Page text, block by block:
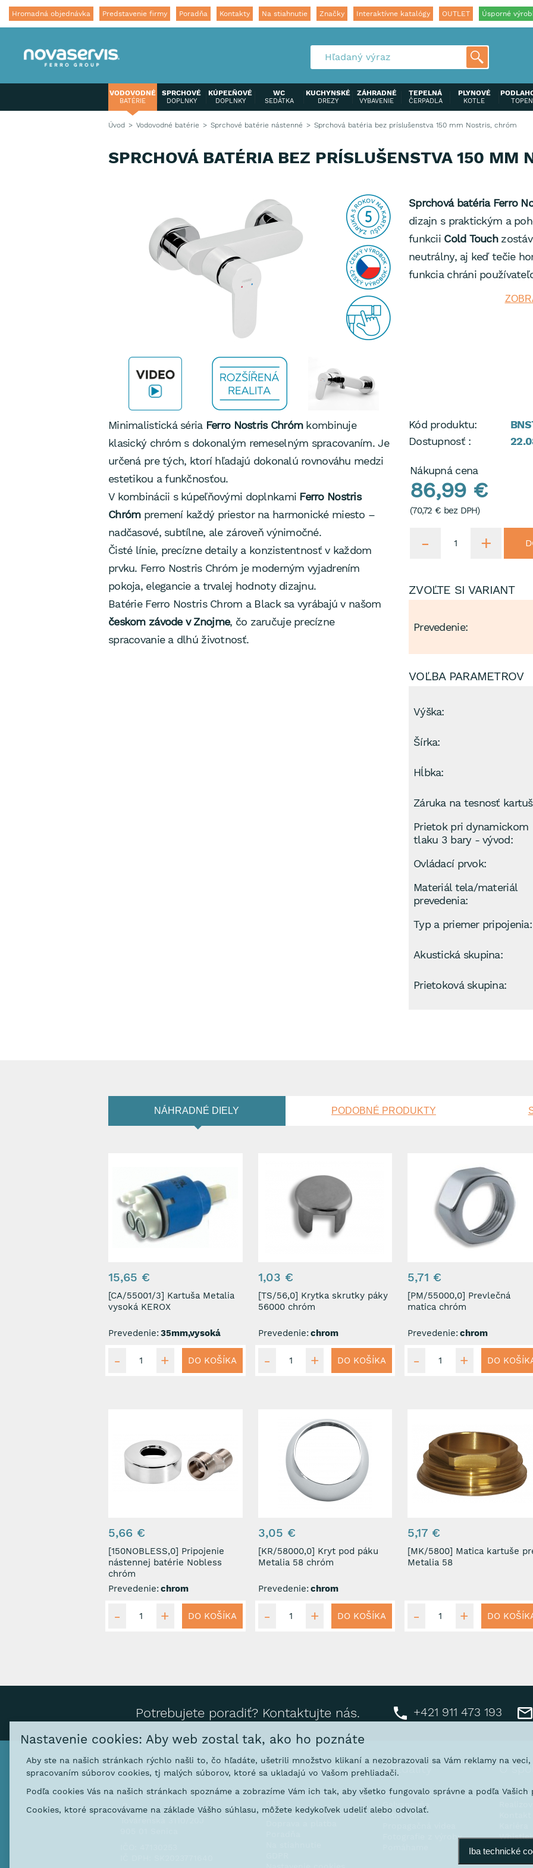
Hromadná objednávka Predstavenie firmy Poradňa Kontakty Na stiahnutie Značky Interaktívne katalógy OUTLET Úsporné
VODOVODNÉ
BATÉRIE
SPRCHOVÉ
DOPLNKY
KÚPEĽŇOVÉ
DOPLNKY
WC
SEDÁTKA
KUCHYNSKÉ
DREZY
ZÁHRADNÉ
VYBAVENIE
TEPELNÁ
ČERPADLA
PLYNOVÉ
KOTLE
Úvod Vodovodné batérie Sprchové batérie nástenné Sprchová batéria bez príslušenstva 150 mm Nostris, chróm
SPRCHOVÁ BATÉRIA BEZ PRÍSLUŠENSTVA 150 MM
Sprchová batéria Ferro
dizajn s praktickým a
funkcii Cold Touch
neutrálny, aj keď tečie
funkcia chráni
popálením pri dotyku s
na kartušu robia zo
spoľahlivosť a
K batériám tejto série
doplnkyNOSTRIS
Minimalistická séria Ferro Nostris Chrómkombinuje
klasický chróm s dokonalým remeselným spracovaním. Je
určená pre tých, ktorí hľadajú dokonalú rovnováhu medzi
estetikou a funkčnosťou.
V kombinácii s kúpeľňovými doplnkami Ferro Nostris
Chrómpremení každý priestor na harmonické miesto –
nadčasové, subtílne, ale zároveň výnimočné.
Čisté línie, precízne detaily a konzistentnosť v každom
prvku. Ferro Nostris Chróm je moderným vyjadrením
pokoja, elegancie a trvalej hodnoty dizajnu.
Batérie Ferro Nostris Chrom a Black sa vyrábajú v našom
českom závode v Znojme, čo zaručuje precízne
spracovanie a dlhú životnosť.
Kód produktu:
Dostupnosť :
Nákupná cena
86,99 €
(70,72 € bez DPH)
ZVOĽTE SI VARIANT
Prevedenie:
VOĽBA PARAMETROV
Výška:
Šírka:
Hĺbka:
Záruka na tesnosť
Prietok pri dynamickom
tlaku 3 bary - vývod:
Ovládací prvok:
Materiál tela/materiál
prevedenia:
Typ a priemer pripojenia:
Akustická skupina:
Prietoková skupina:
NÁHRADNÉ DIELY PODOBNÉ PRODUKTY
15,65 €
[CA/55001/3] Kartuša Metalia
vysoká KEROX
Prevedenie: 35mm,vysoká
DO KOŠÍKA
1,03 €
[TS/56,0] Krytka skrutky páky
56000 chróm
Prevedenie: chrom
DO KOŠÍKA
5,71 €
[PM/55000,0] Prevlečná
matica chróm
Prevedenie: chrom
DO
5,66 €
[150NOBLESS,0] Pripojenie
nástennej batérie Nobless
chróm
Prevedenie: chrom
DO KOŠÍKA
3,05 €
[KR/58000,0] Kryt pod páku
Metalia 58 chróm
Prevedenie: chrom
DO KOŠÍKA
5,17 €
[MK/5800] Matica kartuše pre
Metalia 58
DO
Potrebujete poradiť? Kontaktujte nás. +421 911 473 193
Kontakt
NOVASERVIS FERRO SK s. r
.o.
Pre zákazníkov
Prečo nakupovať u
Obchodné podmienky
Aktuality
Interaktívne katalógy
Galvanovňa
Stoláreň
Fotografie z výroby
O
Nastavenie cookies: Aby web zostal tak, ako ho poznáte
Aby ste na našich stránkach rýchlo našli to, čo hľadáte, ušetrili množstvo klikaní a nezobrazovali sa Vám reklamy na
spracovaním súborov cookies, tj malých súborov, ktoré sa ukladajú vo Vašom prehliadači.
Podľa cookies Vás na našich stránkach spoznáme a zobrazíme Vám ich tak, aby všetko fungovalo správne a podľa Vašich
Cookies, ktoré spracovávame na základe Vášho súhlasu, môžete kedykoľvek udeliť alebo odvolať.
Iba technické